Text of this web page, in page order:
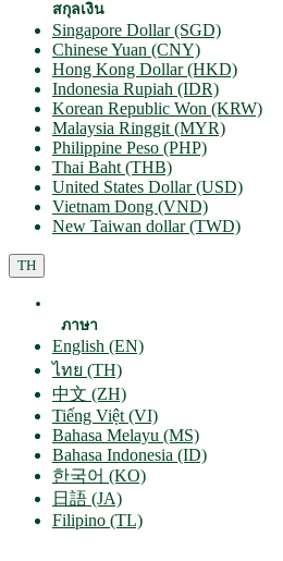
สกุลเงิน
Singapore Dollar (SGD)
Chinese Yuan (CNY)
Hong Kong Dollar (HKD)
Indonesia Rupiah (IDR)
Korean Republic Won (KRW)
Malaysia Ringgit (MYR)
Philippine Peso (PHP)
Thai Baht (THB)
United States Dollar (USD)
Vietnam Dong (VND)
New Taiwan dollar (TWD)
TH
ภาษา
English (EN)
ไทย (TH)
中文 (ZH)
Tiếng Việt (VI)
Bahasa Melayu (MS)
Bahasa Indonesia (ID)
한국어 (KO)
日語 (JA)
Filipino (TL)